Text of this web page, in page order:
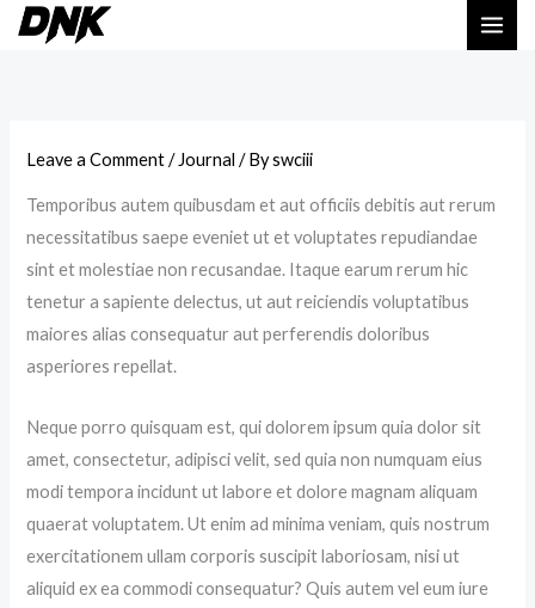
Skip
Leave a Comment / Journal / Byswciii
Temporibus autem quibusdam et aut officiis debitis aut rerum
necessitatibus saepe eveniet ut et voluptates repudiandae
sint et molestiae non recusandae. Itaque earum rerum hic
tenetur a sapiente delectus, ut aut reiciendis voluptatibus
maiores alias consequatur aut perferendis doloribus
asperiores repellat.
Neque porro quisquam est, qui dolorem ipsum quia dolor sit
amet, consectetur, adipisci velit, sed quia non numquam eius
modi tempora incidunt ut labore et dolore magnam aliquam
quaerat voluptatem. Ut enim ad minima veniam, quis nostrum
exercitationem ullam corporis suscipit laboriosam, nisi ut
aliquid ex ea commodi consequatur? Quis autem vel eum iure